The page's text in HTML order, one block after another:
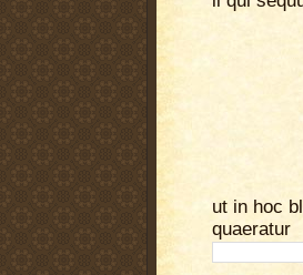
ut in hoc
quaeratur